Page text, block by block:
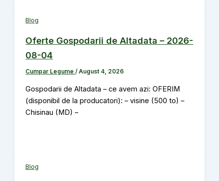
Blog
Oferte Gospodarii de Altadata – 2026-
08-04
Cumpar Legume/August 4, 2026
Gospodarii de Altadata – ce avem azi: OFERIM
(disponibil de la producatori): – visine (500 to) –
Chisinau (MD) –
Blog